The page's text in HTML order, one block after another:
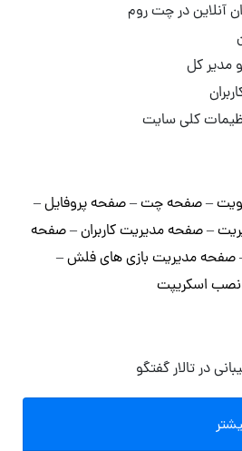
آنلاین در چت روم
مدیر کل
کلی سایت
–صفحه چت–صفحه پروفایل–
–صفحه مدیریت کاربران–صفحه
صفحه مدیریت بازی های فلش–
اسکریپت
در تالار گفتگو